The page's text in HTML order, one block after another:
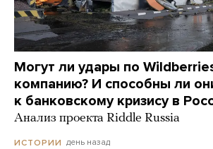
Могут ли удары по
компанию? И способны ли
к банковскому кризису в
Анализ проекта Riddle Russia
ИСТОРИИ день назад